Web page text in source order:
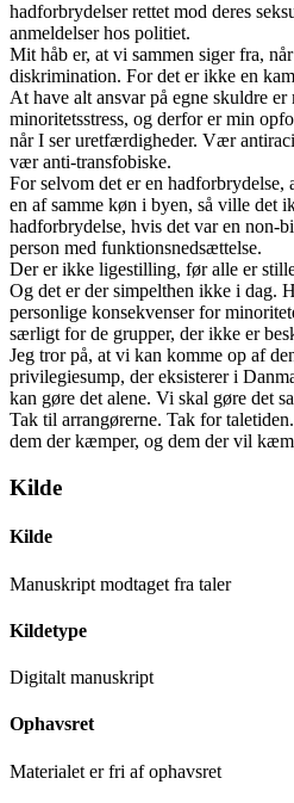
hadforbrydelser rettet mod deres
anmeldelser hos politiet.
Mit håb er, at vi sammen siger fra,
diskrimination. For det er ikke en
At have alt ansvar på egne skuldre er
minoritetsstress, og derfor er min
når I ser uretfærdigheder. Vær
vær anti-transfobiske.
For selvom det er en hadforbrydelse,
en af samme køn i byen, så ville det
hadforbrydelse, hvis det var en non-
person med funktionsnedsættelse.
Der er ikke ligestilling, før alle er
Og det er der simpelthen ikke i dag.
personlige konsekvenser for
særligt for de grupper, der ikke er
Jeg tror på, at vi kan komme op af
privilegiesump, der eksisterer i
kan gøre det alene. Vi skal gøre det
Tak til arrangørerne. Tak for
dem der kæmper, og dem der vil
Kilde
Kilde
Manuskript modtaget fra taler
Kildetype
Digitalt manuskript
Ophavsret
Materialet er fri af ophavsret